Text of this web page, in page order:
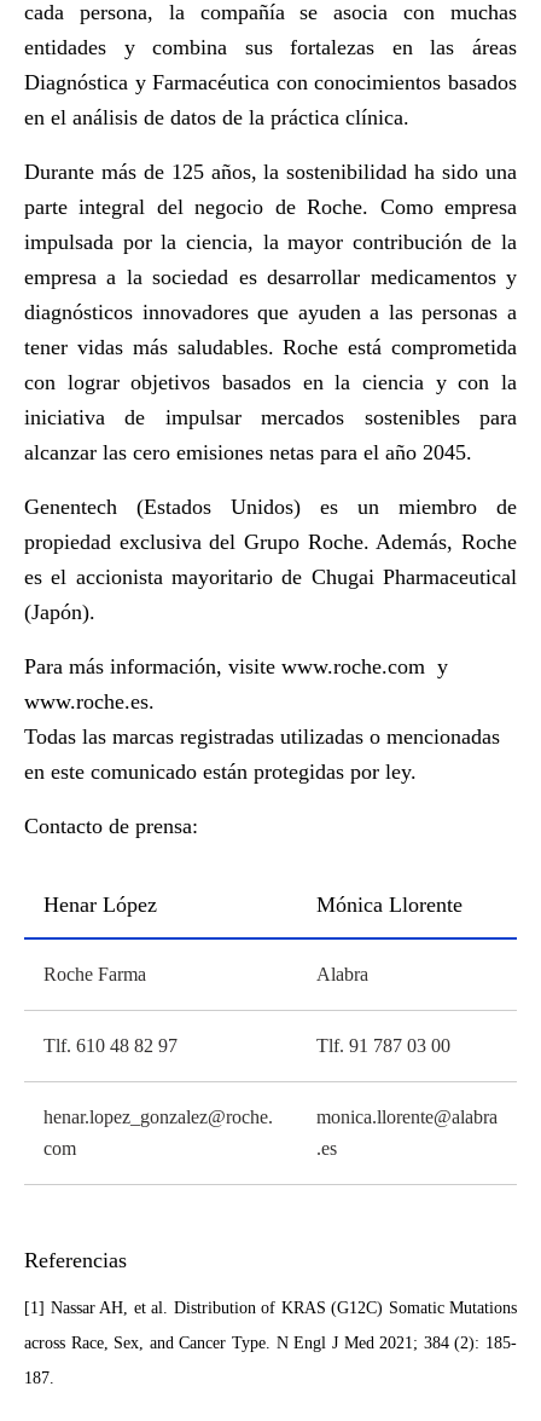
cada persona, la compañía se asocia con muchas
entidades y combina sus fortalezas en las áreas
Diagnóstica y Farmacéutica con conocimientos basados
en el análisis de datos de la práctica clínica.
Durante más de 125 años, la sostenibilidad ha sido una
parte integral del negocio de Roche. Como empresa
impulsada por la ciencia, la mayor contribución de la
empresa a la sociedad es desarrollar medicamentos y
diagnósticos innovadores que ayuden a las personas a
tener vidas más saludables. Roche está comprometida
con lograr objetivos basados en la ciencia y con la
iniciativa de impulsar mercados sostenibles para
alcanzar las cero emisiones netas para el año 2045.
Genentech (Estados Unidos) es un miembro de
propiedad exclusiva del Grupo Roche. Además, Roche
es el accionista mayoritario de Chugai Pharmaceutical
(Japón).
Para más información, visite www.roche.com y
www.roche.es.
Todas las marcas registradas utilizadas o mencionadas
en este comunicado están protegidas por ley.
Contacto de prensa:
Henar López Mónica Llorente
Roche Farma Alabra
Tlf. 610 48 82 97 Tlf. 91 787 03 00
henar.lopez_gonzalez@roche.
com
monica.llorente@alabra
.es
Referencias
[1] Nassar AH, et al. Distribution of KRAS (G12C) Somatic Mutations
across Race, Sex, and Cancer Type. N Engl J Med 2021; 384 (2): 185-
187.